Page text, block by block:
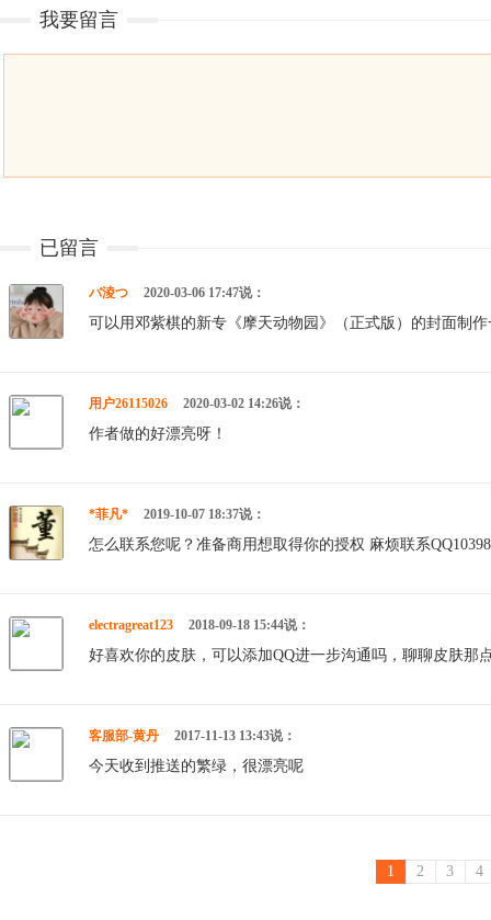
我要留言
已留言
バ淩つ 2020-03-06 17:47说：
可以用邓紫棋的新专《摩天动物园》（正式版）的封面制
用户26115026 2020-03-02 14:26说：
作者做的好漂亮呀！
*菲凡* 2019-10-07 18:37说：
怎么联系您呢？准备商用想取得你的授权 麻烦联系
electragreat123 2018-09-18 15:44说：
好喜欢你的皮肤，可以添加QQ进一步沟通吗，聊聊皮肤那
客服部-黄丹 2017-11-13 13:43说：
今天收到推送的繁绿，很漂亮呢
1 2 3 4